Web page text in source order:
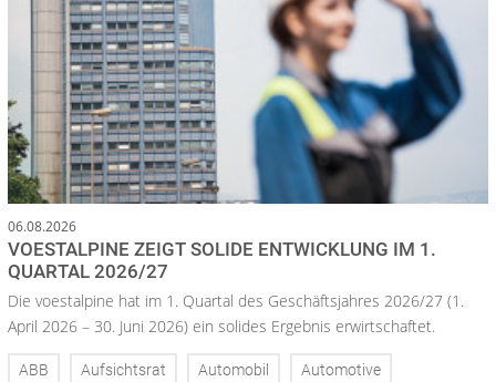
06.08.2026
VOESTALPINE ZEIGT SOLIDE ENTWICKLUNG IM 1.
QUARTAL 2026/27
Die voestalpine hat im 1. Quartal des Geschäftsjahres 2026/27 (1.
April 2026 – 30. Juni 2026) ein solides Ergebnis erwirtschaftet.
ABB Aufsichtsrat Automobil Automotive